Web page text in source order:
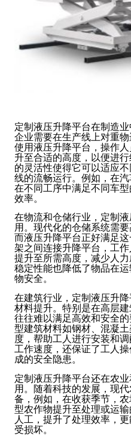
定制液压升降平台在制造
企业需要在生产线上对重
使用液压升降平台，操作
升至合适的高度，以便进
的灵活性使得它可以适应
线的流畅运行。例如，在
在不同工序中满足不同车
效率。
在物流和仓储行业，定制
用。现代化的仓储系统需
而液压升降平台正好满足
架之间连接升降平台，工
提升至所需高度，减少人
稳定性能也降低了物品在
物安全。
在建筑行业，定制液压升
材料提升。特别是在高层
往往难以满足高效和安全
型建筑材料如钢材、混凝
度，帮助工人进行安装和
工作速度，还保证了工人
成的安全隐患。
定制液压升降平台还在农
用。随着科技的发展，现
备，例如，在收获季节，
型农作物提升至处理或运
人工，提升了处理效率，
受损坏。